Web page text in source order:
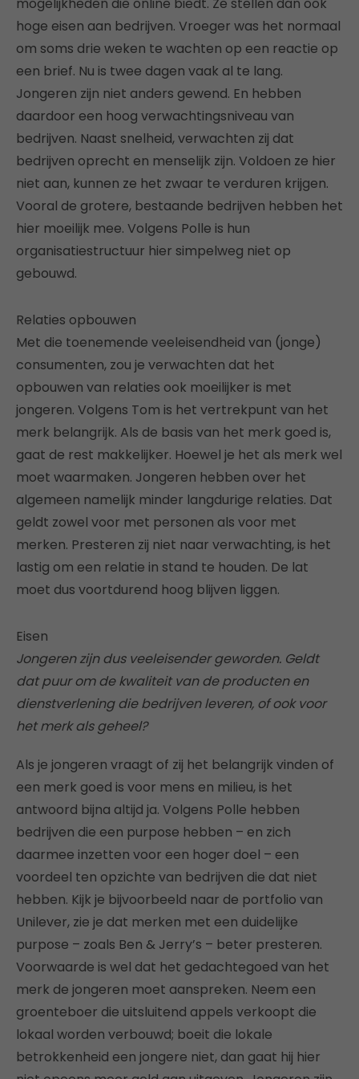
hoge eisen aan bedrijven. Vroeger was het normaal
om soms drie weken te wachten op een reactie op
een brief. Nu is twee dagen vaak al te lang.
Jongeren zijn niet anders gewend. En hebben
daardoor een hoog verwachtingsniveau van
bedrijven. Naast snelheid, verwachten zij dat
bedrijven oprecht en menselijk zijn. Voldoen ze hier
niet aan, kunnen ze het zwaar te verduren krijgen.
Vooral de grotere, bestaande bedrijven hebben het
hier moeilijk mee. Volgens Polle is hun
organisatiestructuur hier simpelweg niet op
gebouwd.
Relaties opbouwen
Met die toenemende veeleisendheid van (jonge)
consumenten, zou je verwachten dat het
opbouwen van relaties ook moeilijker is met
jongeren. Volgens Tom is het vertrekpunt van het
merk belangrijk. Als de basis van het merk goed is,
gaat de rest makkelijker. Hoewel je het als merk wel
moet waarmaken. Jongeren hebben over het
algemeen namelijk minder langdurige relaties. Dat
geldt zowel voor met personen als voor met
merken. Presteren zij niet naar verwachting, is het
lastig om een relatie in stand te houden. De lat
moet dus voortdurend hoog blijven liggen.
Eisen
Jongeren zijn dus veeleisender geworden. Geldt
dat puur om de kwaliteit van de producten en
dienstverlening die bedrijven leveren, of ook voor
het merk als geheel?
Als je jongeren vraagt of zij het belangrijk vinden of
een merk goed is voor mens en milieu, is het
antwoord bijna altijd ja. Volgens Polle hebben
bedrijven die een purpose hebben – en zich
daarmee inzetten voor een hoger doel – een
voordeel ten opzichte van bedrijven die dat niet
hebben. Kijk je bijvoorbeeld naar de portfolio van
Unilever, zie je dat merken met een duidelijke
purpose – zoals Ben & Jerry’s – beter presteren.
Voorwaarde is wel dat het gedachtegoed van het
merk de jongeren moet aanspreken. Neem een
groenteboer die uitsluitend appels verkoopt die
lokaal worden verbouwd; boeit die lokale
betrokkenheid een jongere niet, dan gaat hij hier